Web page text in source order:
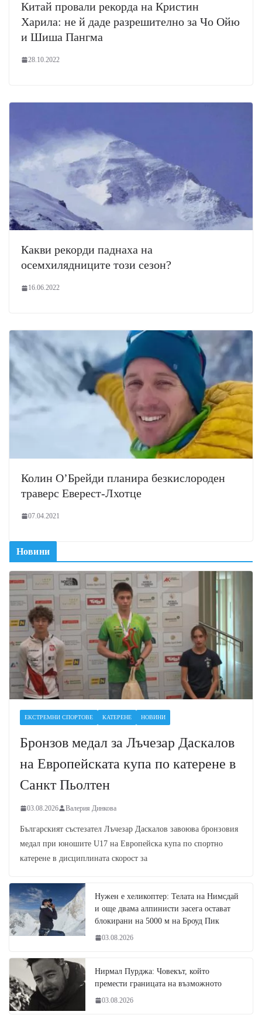
Китай провали рекорда на Кристин
Харила: не й даде разрешително за Чо Ойю
и Шиша Пангма
28.10.2022
Какви рекорди паднаха на
осемхилядниците този сезон?
16.06.2022
Колин О’Брейди планира безкислороден
траверс Еверест-Лхотце
07.04.2021
Новини
ЕКСТРЕМНИ СПОРТОВЕ КАТЕРЕНЕ НОВИНИ
Бронзов медал за Лъчезар Даскалов
на Европейската купа по катерене в
Санкт Пьолтен
03.08.2026 Валерия Динкова
Българският състезател Лъчезар Даскалов завоюва бронзовия
медал при юношите U17 на Европейска купа по спортно
катерене в дисциплината скорост за
Нужен е хеликоптер: Телата на Нимсдай
и още двама алпинисти засега остават
блокирани на 5000 м на Броуд Пик
03.08.2026
Нирмал Пурджа: Човекът, който
премести границата на възможното
03.08.2026